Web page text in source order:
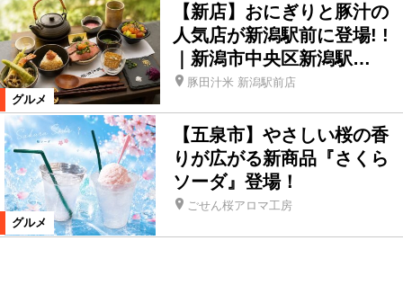
グルメ
【新店】おにぎりと豚汁の
人気店が新潟駅前に登場! !
｜新潟市中央区新潟駅…
豚田汁米 新潟駅前店
グルメ
【五泉市】やさしい桜の香
りが広がる新商品『さくら
ソーダ』登場！
ごせん桜アロマ工房